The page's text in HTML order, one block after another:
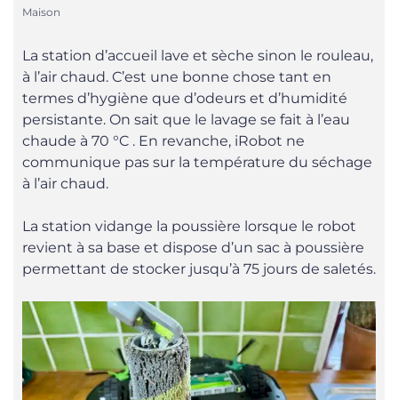
Maison
La station d’accueil lave et sèche sinon le rouleau,
à l’air chaud. C’est une bonne chose tant en
termes d’hygiène que d’odeurs et d’humidité
persistante. On sait que le lavage se fait à l’eau
chaude à 70 °C . En revanche, iRobot ne
communique pas sur la température du séchage
à l’air chaud.
La station vidange la poussière lorsque le robot
revient à sa base et dispose d’un sac à poussière
permettant de stocker jusqu’à 75 jours de saletés.